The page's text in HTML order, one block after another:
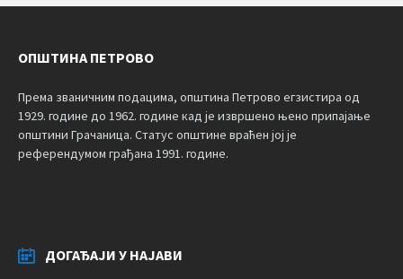
ОПШТИНА ПЕТРОВО
Према званичним подацима, општина Петрово егзистира од
1929. године до 1962. године кад је извршено њено припајање
општини Грачаница. Статус општине враћен јој је
референдумом грађана 1991. године.
ДОГАЂАЈИ У НАЈАВИ